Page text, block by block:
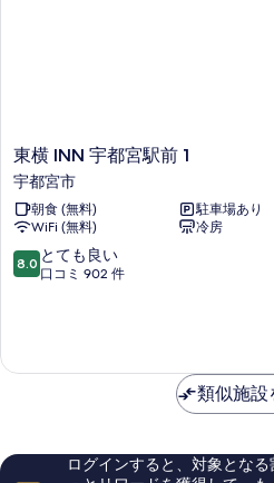
の
写
真
を
表
る
東
横
INN
宇
都
宮
駅
宮
東横 INN 宇都宮駅前 1
宇都宮市
朝食 (無料)
駐車場あり
WiFi (無料)
冷房
10
段
て
口
8.0 とても良い
口コミ 902 件
類似施設
ログインすると、対象とな